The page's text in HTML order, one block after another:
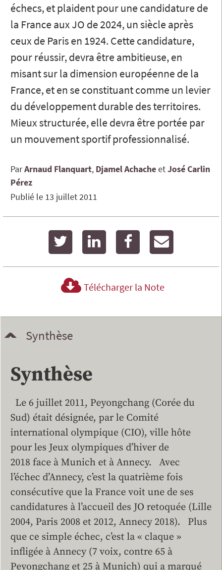
échecs, et plaident pour une candidature de
la France aux JO de 2024, un siècle après
ceux de Paris en 1924. Cette candidature,
pour réussir, devra être ambitieuse, en
misant sur la dimension européenne de la
France, et en se constituant comme un levier
du développement durable des territoires.
Mieux structurée, elle devra être portée par
un mouvement sportif professionnalisé.
ParArnaud Flanquart DjamelAchache JoséCarlin
Pérez
Publié le 13 juillet 2011
twitter linkedin facebook
Télécharger la Note
Synthèse
Synthèse
Le 6 juillet 2011, Peyongchang (Corée du
Sud) était désignée, par le Comité
international olympique (CIO), ville hôte
pour les Jeux olympiques d’hiver de
2018 face à Munich et à Annecy. Avec
l’échec d’Annecy, c’est la quatrième fois
consécutive que la France voit une de ses
candidatures à l’accueil des JO retoquée (Lille
2004, Paris 2008 et 2012, Annecy 2018). Plus
que ce simple échec, c’est la « claque »
infligée à Annecy (7 voix, contre 65 à
Peyongchang et 25 à Munich) qui a marqué